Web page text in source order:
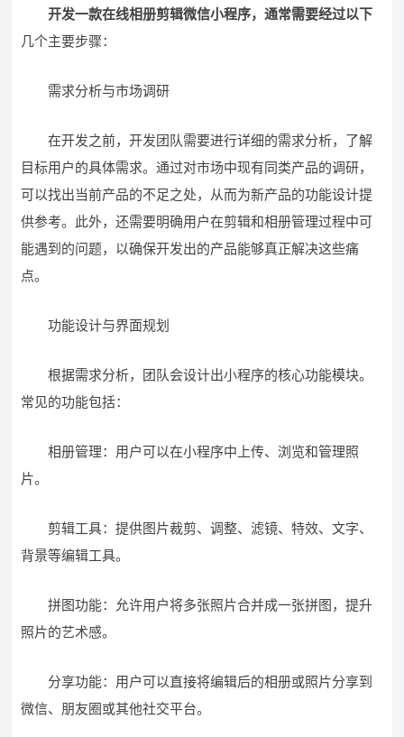
开发一款在线相册剪辑微信小程序，通常需要经过以下
几个主要步骤：
需求分析与市场调研
在开发之前，开发团队需要进行详细的需求分析，了解
目标用户的具体需求。通过对市场中现有同类产品的调研，
可以找出当前产品的不足之处，从而为新产品的功能设计提
供参考。此外，还需要明确用户在剪辑和相册管理过程中可
能遇到的问题，以确保开发出的产品能够真正解决这些痛
点。
功能设计与界面规划
根据需求分析，团队会设计出小程序的核心功能模块。
常见的功能包括：
相册管理：用户可以在小程序中上传、浏览和管理照
片。
剪辑工具：提供图片裁剪、调整、滤镜、特效、文字、
背景等编辑工具。
拼图功能：允许用户将多张照片合并成一张拼图，提升
照片的艺术感。
分享功能：用户可以直接将编辑后的相册或照片分享到
微信、朋友圈或其他社交平台。